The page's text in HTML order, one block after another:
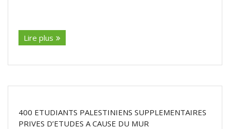
Lire plus
400 ETUDIANTS PALESTINIENS SUPPLEMENTAIRES
PRIVES D’ETUDES A CAUSE DU MUR